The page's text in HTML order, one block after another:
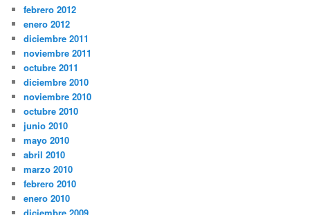
febrero 2012
enero 2012
diciembre 2011
noviembre 2011
octubre 2011
diciembre 2010
noviembre 2010
octubre 2010
junio 2010
mayo 2010
abril 2010
marzo 2010
febrero 2010
enero 2010